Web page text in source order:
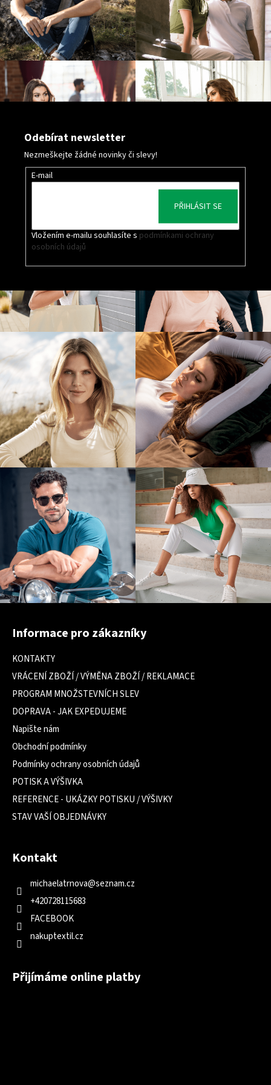
Odebírat newsletter
Nezmeškejte žádné novinky či slevy!
E-mail
Vložením e-mailu souhlasíte s podmínkami ochrany
osobních údajů
PŘIHLÁSIT SE
Z
Informace pro zákazníky
KONTAKTY
VRÁCENÍ ZBOŽÍ / VÝMĚNA ZBOŽÍ / REKLAMACE
PROGRAM MNOŽSTEVNÍCH SLEV
DOPRAVA - JAK EXPEDUJEME
Napište nám
Obchodní podmínky
Podmínky ochrany osobních údajů
POTISK A VÝŠIVKA
REFERENCE - UKÁZKY POTISKU / VÝŠIVKY
STAV VAŠÍ OBJEDNÁVKY
Kontakt
michaelatrnova@seznam.cz
+420728115683
FACEBOOK
nakuptextil.cz
Přijímáme online platby